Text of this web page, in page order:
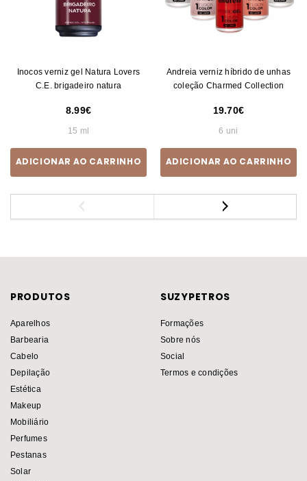
Inocos verniz gel Natura Lovers
C.E. brigadeiro natura
8.99
15 ml
ADICIONAR AO CARRINHO
Andreia verniz híbrido de unhas
coleção Charmed Collection
19.70
6 uni
ADICIONAR AO CARRINHO
PRODUTOS
Aparelhos
Barbearia
Cabelo
Depilação
Estética
Makeup
Mobiliário
Perfumes
Pestanas
Solar
SUZYPETROS
Formações
Sobre nós
Social
Termos e condições